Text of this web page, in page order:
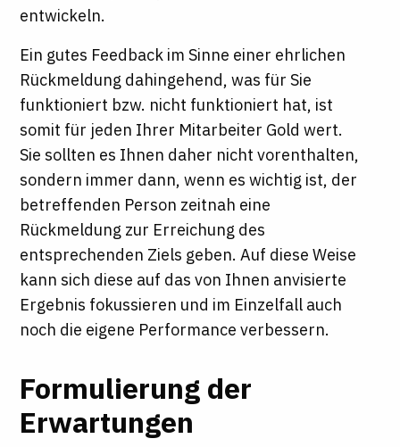
entwickeln.
Ein gutes Feedback im Sinne einer ehrlichen
Rückmeldung dahingehend, was für Sie
funktioniert bzw. nicht funktioniert hat, ist
somit für jeden Ihrer Mitarbeiter Gold wert.
Sie sollten es Ihnen daher nicht vorenthalten,
sondern immer dann, wenn es wichtig ist, der
betreffenden Person zeitnah eine
Rückmeldung zur Erreichung des
entsprechenden Ziels geben. Auf diese Weise
kann sich diese auf das von Ihnen anvisierte
Ergebnis fokussieren und im Einzelfall auch
noch die eigene Performance verbessern.
Formulierung der
Erwartungen